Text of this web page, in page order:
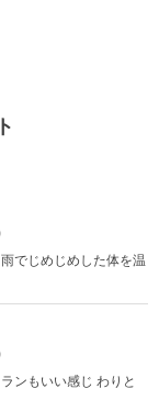
でじめじめした体を温
ンもいい感じ わりと